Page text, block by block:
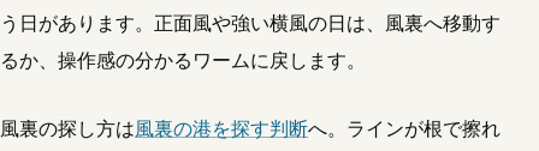
う日があります。正面風や強い横風の日は、風裏へ移動す
るか、操作感の分かるワームに戻します。
風裏の探し方は風裏の港を探す判断へ。ラインが根で擦れ